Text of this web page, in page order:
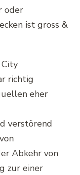
oder
ist gross &
richtig
eher
verstörend
Abkehr von
zur einer